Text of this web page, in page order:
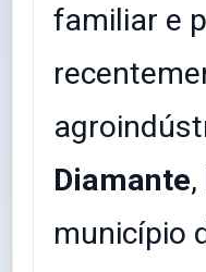
familiar e
Diamante
município